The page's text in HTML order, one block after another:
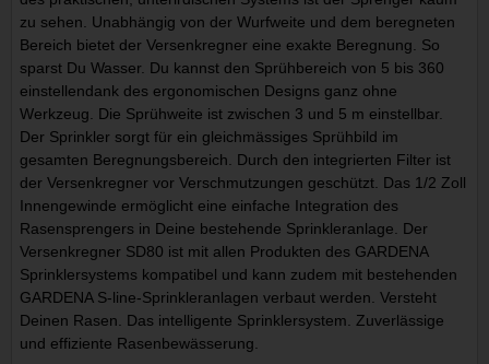
zu sehen. Unabhängig von der Wurfweite und dem beregneten
Bereich bietet der Versenkregner eine exakte Beregnung. So
sparst Du Wasser. Du kannst den Sprühbereich von 5 bis 360
einstellendank des ergonomischen Designs ganz ohne
Werkzeug. Die Sprühweite ist zwischen 3 und 5 m einstellbar.
Der Sprinkler sorgt für ein gleichmässiges Sprühbild im
gesamten Beregnungsbereich. Durch den integrierten Filter ist
der Versenkregner vor Verschmutzungen geschützt. Das 1/2 Zoll
Innengewinde ermöglicht eine einfache Integration des
Rasensprengers in Deine bestehende Sprinkleranlage. Der
Versenkregner SD80 ist mit allen Produkten des GARDENA
Sprinklersystems kompatibel und kann zudem mit bestehenden
GARDENA S-line-Sprinkleranlagen verbaut werden. Versteht
Deinen Rasen. Das intelligente Sprinklersystem. Zuverlässige
und effiziente Rasenbewässerung.